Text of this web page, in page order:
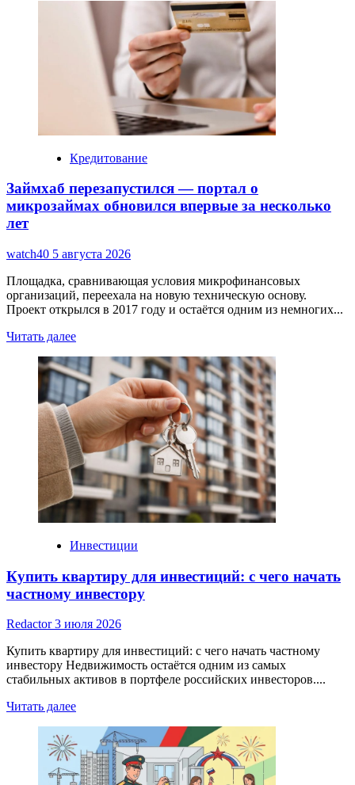
about
Как
digital-
среда
меняет
бизнес-
ландшафт
столицы
Узбекистана
Кредитование
Займхаб перезапустился — портал о
микрозаймах обновился впервые за несколько
лет
watch40 5 августа 2026
Площадка, сравнивающая условия микрофинансовых
организаций, переехала на новую техническую основу.
Проект открылся в 2017 году и остаётся одним из немногих...
Читать далееRead
about
Займхаб
перезапустился
—
портал
о
микрозаймах
обновился
впервые
за
несколько
лет
Инвестиции
Купить квартиру для инвестиций: с чего начать
частному инвестору
Redactor3 июля 2026
Купить квартиру для инвестиций: с чего начать частному
инвестору Недвижимость остаётся одним из самых
стабильных активов в портфеле российских инвесторов....
Читать далееRead
about
Купить
квартиру
для